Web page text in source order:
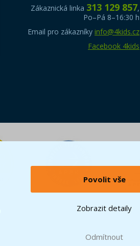
Povolit vše
Zobrazit detaily
Odmítnout
Zákaznická linka 313 129 857,
Po–Pá 8–16:30 h
Email pro zákazníky info@4kids.cz
Facebook 4kids